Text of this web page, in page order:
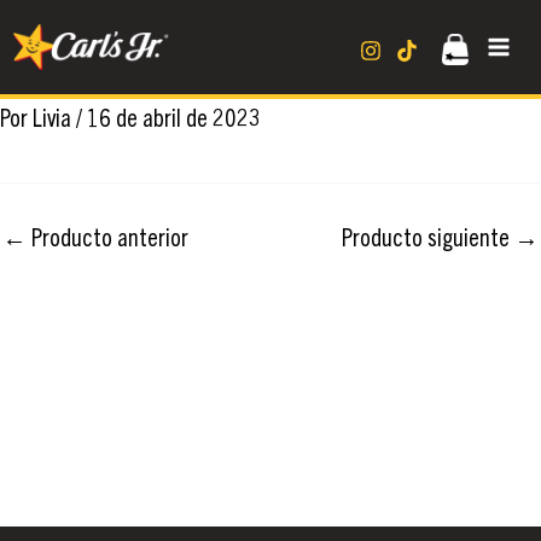
Por Livia / 16 de abril de 2023
← Producto anterior Producto siguiente →